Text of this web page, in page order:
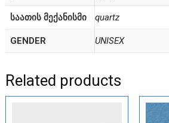
ᲡᲐᲐᲗᲘᲡ ᲛᲔᲥᲐᲜᲘᲡᲛᲘ quartz
GENDER UNISEX
Related products